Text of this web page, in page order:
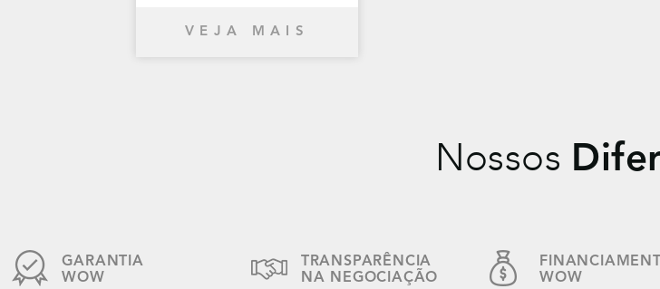
VEJA MAIS
Nossos
GARANTIA
WOW
TRANSPARÊNCIA
NA NEGOCIAÇÃO
WOW